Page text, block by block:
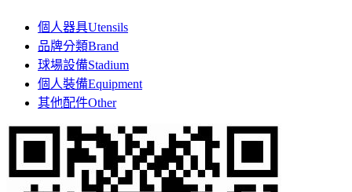
個人器具Utensils
品牌分類Brand
球場設備Stadium
個人裝備Equipment
其他配件Other